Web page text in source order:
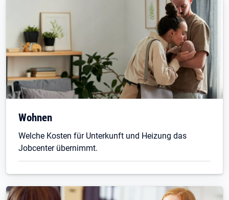
Wohnen
Welche Kosten für Unterkunft und Heizung das
Jobcenter übernimmt.